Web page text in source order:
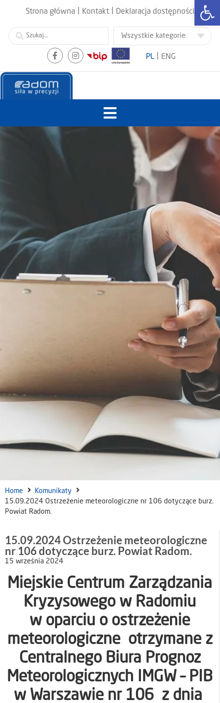
Strona główna Kontakt Deklaracja dostępności
PL ENG
Home
Komunikaty
15.09.2024 Ostrzeżenie meteorologiczne nr 106 dotyczące burz.
Powiat Radom.
15.09.2024 Ostrzeżenie meteorologiczne
nr 106 dotyczące burz. Powiat Radom.
15 września 2024
Miejskie Centrum Zarządzania
Kryzysowego w Radomiu
w oparciu o ostrzeżenie
meteorologiczne otrzymane z
Centralnego Biura Prognoz
Meteorologicznych IMGW – PIB
w Warszawie nr 106 z dnia